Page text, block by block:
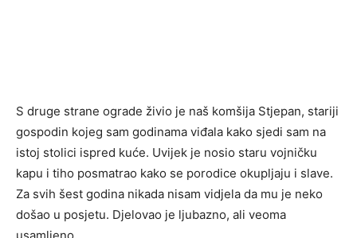
S druge strane ograde živio je naš komšija Stjepan, stariji
gospodin kojeg sam godinama viđala kako sjedi sam na
istoj stolici ispred kuće. Uvijek je nosio staru vojničku
kapu i tiho posmatrao kako se porodice okupljaju i slave.
Za svih šest godina nikada nisam vidjela da mu je neko
došao u posjetu. Djelovao je ljubazno, ali veoma